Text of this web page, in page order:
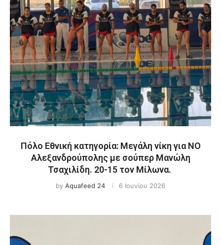
Πόλο Εθνική κατηγορία: Μεγάλη νίκη για ΝΟ
Αλεξανδρούπολης με σούπερ Μανώλη
Τσαχιλίδη. 20-15 τον Μίλωνα.
by Aquafeed 24 6 Ιουνίου 2026